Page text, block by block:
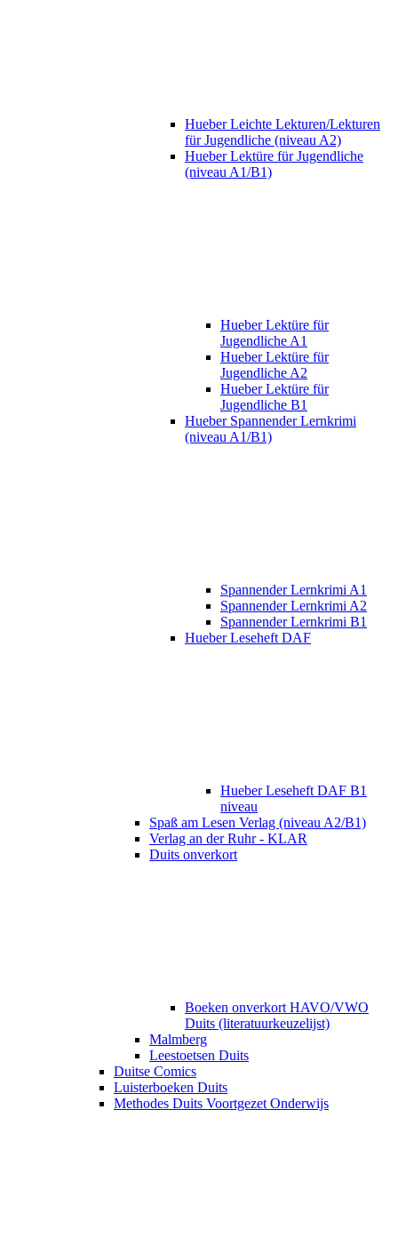
Hueber Leichte Lekturen/Lekturen
für Jugendliche (niveau A2)
Hueber Lektüre für Jugendliche
(niveau A1/B1)
Hueber Lektüre für
Jugendliche A1
Hueber Lektüre für
Jugendliche A2
Hueber Lektüre für
Jugendliche B1
Hueber Spannender Lernkrimi
(niveau A1/B1)
Spannender Lernkrimi A1
Spannender Lernkrimi A2
Spannender Lernkrimi B1
Hueber Leseheft DAF
Hueber Leseheft DAF B1
niveau
Spaß am Lesen Verlag (niveau A2/B1)
Verlag an der Ruhr - KLAR
Duits onverkort
Boeken onverkort HAVO/VWO
Duits (literatuurkeuzelijst)
Malmberg
Leestoetsen Duits
Duitse Comics
Luisterboeken Duits
Methodes Duits Voortgezet Onderwijs